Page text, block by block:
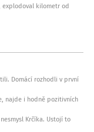
explodoval kilometr od
Domácí rozhodli v první
najde i hodně pozitivních
nesmysl Krčíka. Ustojí to